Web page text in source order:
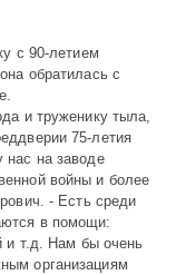
с 90-летием
обратилась с
и труженику тыла,
75-летия
нас на заводе
войны и более
- Есть среди
в помощи:
и т.д. Нам бы очень
организациям